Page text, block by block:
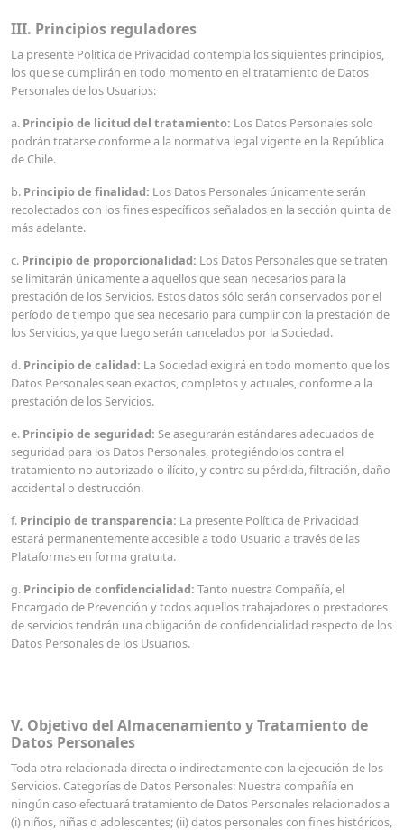
III. Principios reguladores
La presente Política de Privacidad contempla los siguientes principios,
los que se cumplirán en todo momento en el tratamiento de Datos
Personales de los Usuarios:
a. Principio de licitud del tratamiento: Los Datos Personales solo
podrán tratarse conforme a la normativa legal vigente en la República
de Chile.
b. Principio de finalidad: Los Datos Personales únicamente serán
recolectados con los fines específicos señalados en la sección quinta de
más adelante.
c. Principio de proporcionalidad: Los Datos Personales que se traten
se limitarán únicamente a aquellos que sean necesarios para la
prestación de los Servicios. Estos datos sólo serán conservados por el
período de tiempo que sea necesario para cumplir con la prestación de
los Servicios, ya que luego serán cancelados por la Sociedad.
d. Principio de calidad: La Sociedad exigirá en todo momento que los
Datos Personales sean exactos, completos y actuales, conforme a la
prestación de los Servicios.
e. Principio de seguridad: Se asegurarán estándares adecuados de
seguridad para los Datos Personales, protegiéndolos contra el
tratamiento no autorizado o ilícito, y contra su pérdida, filtración, daño
accidental o destrucción.
f. Principio de transparencia: La presente Política de Privacidad
estará permanentemente accesible a todo Usuario a través de las
Plataformas en forma gratuita.
g. Principio de confidencialidad: Tanto nuestra Compañía, el
Encargado de Prevención y todos aquellos trabajadores o prestadores
de servicios tendrán una obligación de confidencialidad respecto de los
Datos Personales de los Usuarios.
V. Objetivo del Almacenamiento y Tratamiento de
Datos Personales
Toda otra relacionada directa o indirectamente con la ejecución de los
Servicios. Categorías de Datos Personales: Nuestra compañía en
ningún caso efectuará tratamiento de Datos Personales relacionados a
(i) niños, niñas o adolescentes; (ii) datos personales con fines históricos,